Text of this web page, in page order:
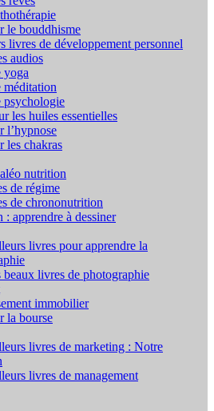
le bouddhisme
livres de développement personnel
audios
yoga
psychologie
les huiles essentielles
l’hypnose
les chakras
nutrition
de régime
de chrononutrition
: apprendre à dessiner
livres pour apprendre la
beaux livres de photographie
immobilier
la bourse
livres de marketing : Notre
livres de management